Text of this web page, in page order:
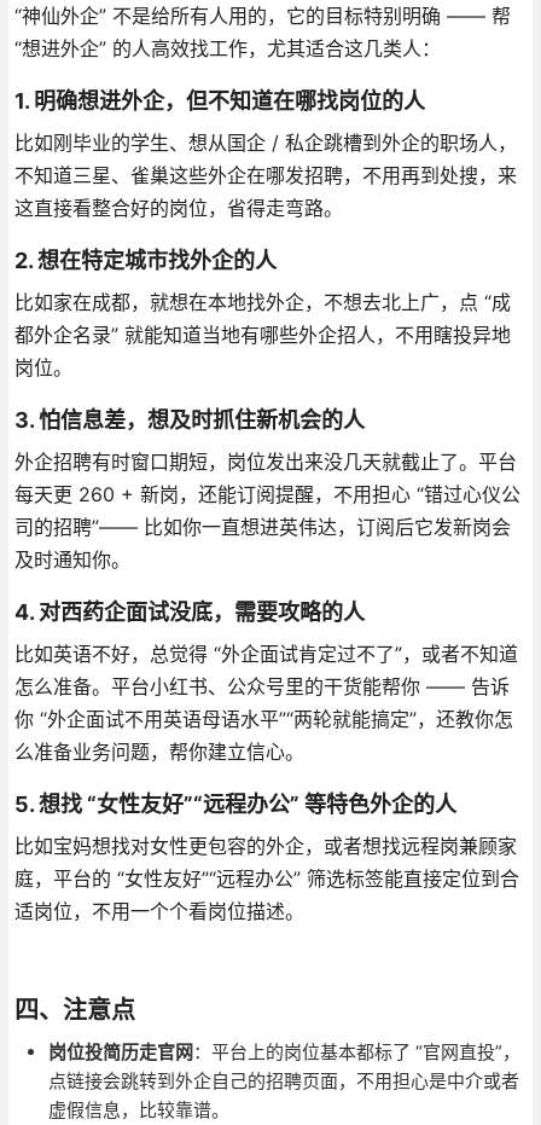
“神仙外企” 不是给所有人用的，它的目标特别明确 —— 帮
“想进外企” 的人高效找工作，尤其适合这几类人：
1. 明确想进外企，但不知道在哪找岗位的人
比如刚毕业的学生、想从国企 / 私企跳槽到外企的职场人，
不知道三星、雀巢这些外企在哪发招聘，不用再到处搜，来
这直接看整合好的岗位，省得走弯路。
2. 想在特定城市找外企的人
比如家在成都，就想在本地找外企，不想去北上广，点 “成
都外企名录” 就能知道当地有哪些外企招人，不用瞎投异地
岗位。
3. 怕信息差，想及时抓住新机会的人
外企招聘有时窗口期短，岗位发出来没几天就截止了。平台
每天更 260 + 新岗，还能订阅提醒，不用担心 “错过心仪公
司的招聘”—— 比如你一直想进英伟达，订阅后它发新岗会
及时通知你。
4. 对西药企面试没底，需要攻略的人
比如英语不好，总觉得 “外企面试肯定过不了”，或者不知道
怎么准备。平台小红书、公众号里的干货能帮你 —— 告诉
你 “外企面试不用英语母语水平”“两轮就能搞定”，还教你怎
么准备业务问题，帮你建立信心。
5. 想找 “女性友好”“远程办公” 等特色外企的人
比如宝妈想找对女性更包容的外企，或者想找远程岗兼顾家
庭，平台的 “女性友好”“远程办公” 筛选标签能直接定位到合
适岗位，不用一个个看岗位描述。
四、注意点
岗位投简历走官网：平台上的岗位基本都标了 “官网直投”，
点链接会跳转到外企自己的招聘页面，不用担心是中介或者
虚假信息，比较靠谱。